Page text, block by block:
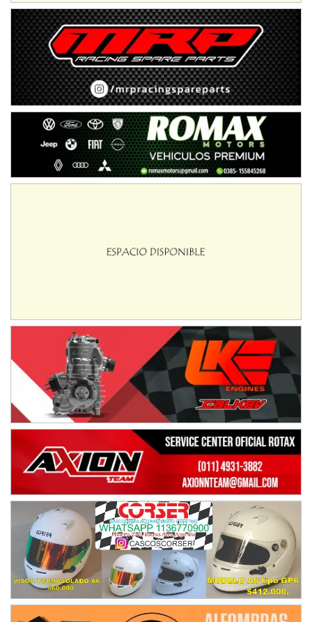
NORESTE SANTAFESINO - F6
Ciudad de Avellaneda (Asfalto)
Avellaneda (Santa Fe)
SUR SANTAFESINO - F4
José Samuel Sánchez (Tierra)
Rufino (Santa Fe)
TUCUMANO - F5
Juan Navarro (Asfalto)
El Timbó (Tucumán)